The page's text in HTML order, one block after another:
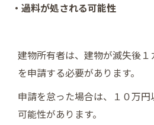
・過料が処される可能性
建物所有者は、建物が滅失後
を申請する必要があります。
申請を怠った場合は、１０万
可能性があります。